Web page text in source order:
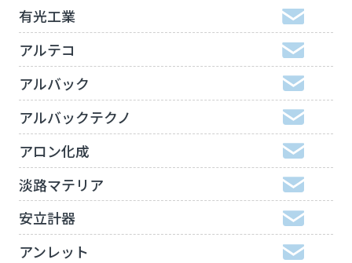
有光工業
アルテコ
アルバック
アルバックテクノ
アロン化成
淡路マテリア
安立計器
アンレット